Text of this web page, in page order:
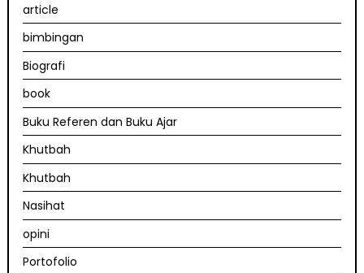
article
bimbingan
Biografi
book
Buku Referen dan Buku Ajar
Khutbah
Khutbah
Nasihat
opini
Portofolio